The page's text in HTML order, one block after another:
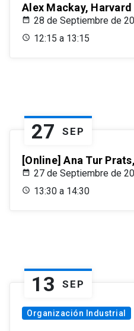
Alex Mackay, Harvard
28 de Septiembre de
12:15 a 13:15
27 SEP
[Online] Ana Tur
27 de Septiembre de
13:30 a 14:30
13 SEP
Organización Industrial